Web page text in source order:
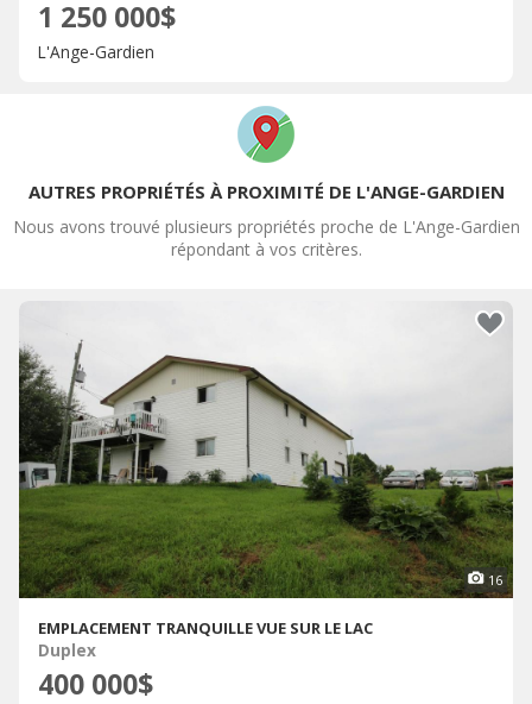
1 250 000$
L'Ange-Gardien
AUTRES PROPRIÉTÉS À PROXIMITÉ DE L'ANGE-GARDIEN
Nous avons trouvé plusieurs propriétés proche de L'Ange-Gardien
répondant à vos critères.
16
EMPLACEMENT TRANQUILLE VUE SUR LE LAC
Duplex
400 000$